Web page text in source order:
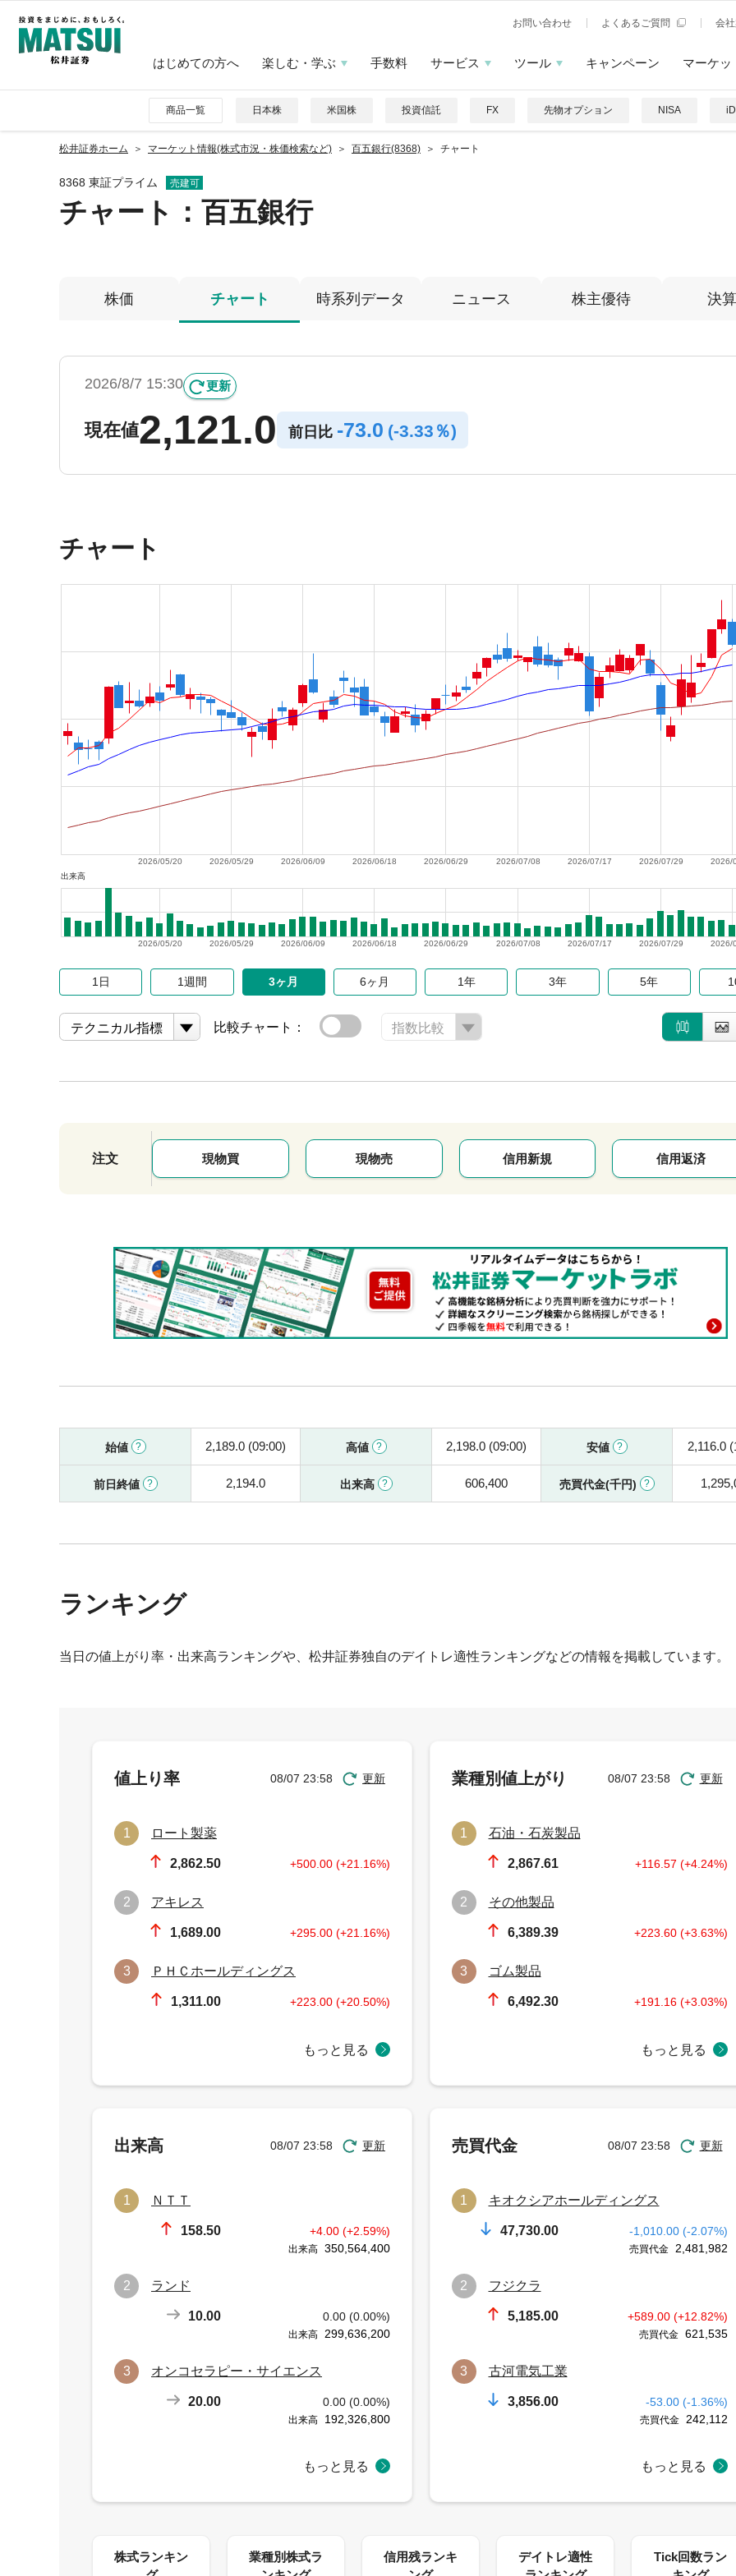
お問い合わせ よくあるご質問 会
はじめての方へ 楽しむ・学ぶ 手数料 サービス ツール キャンペーン マーケッ
商品一覧 日本株 米国株 投資信託 FX 先物オプション NISA
松井証券ホーム マーケット情報(株式市況・株価検索など) 百五銀行(8368) チャート
8368 東証プライム 売建可
チャート： 百五銀行
株価 チャート 時系列データ ニュース 株主優待 決算
2026/8/7 15:30 更新
現在値2,121.0 前日比 -73.0 (-3.33％)
チャート
2026/
2026/07/29
2026/07/17
2026/07/08
2026/06/29
2026/06/18
2026/06/09
2026/05/29
2026/05/20
出来高
2026/
2026/07/29
2026/07/17
2026/07/08
2026/06/29
2026/06/18
2026/06/09
2026/05/29
2026/05/20
1日 1週間 3ヶ月 6ヶ月 1年 3年 5年
テクニカル指標 比較チャート： 指数比較
注文 現物買 現物売 信用新規 信用返済
始値 2,189.0 (09:00) 高値 2,198.0 (09:00) 安値 2,116.0
前日終値 2,194.0 出来高 606,400 売買代金(千円)
ランキング
当日の値上がり率・出来高ランキングや、松井証券独自のデイトレ適性ランキングなどの情報を掲載しています。